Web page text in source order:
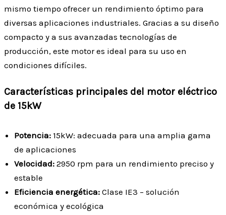
mismo tiempo ofrecer un rendimiento óptimo para
diversas aplicaciones industriales. Gracias a su diseño
compacto y a sus avanzadas tecnologías de
producción, este motor es ideal para su uso en
condiciones difíciles.
Características principales del motor eléctrico
de 15kW
Potencia: 15kW: adecuada para una amplia gama
de aplicaciones
Velocidad: 2950 rpm para un rendimiento preciso y
estable
Eficiencia energética: Clase IE3 – solución
económica y ecológica